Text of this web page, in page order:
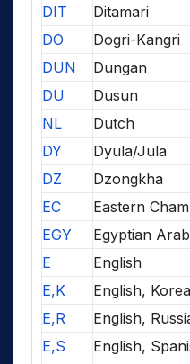
DIT
Ditamari
DO
Dogri-Kangri
DUN
Dungan
DU
Dusun
NL
Dutch
DY
Dyula/Jula
DZ
Dzongkha
EC
Eastern Cham
EGY
Egyptian
E
English
E,K
English,
E,R
English,
E,S
English,